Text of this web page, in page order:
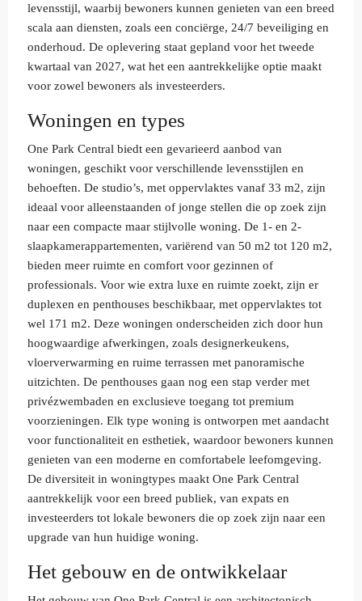
levensstijl, waarbij bewoners kunnen genieten van een breed
scala aan diensten, zoals een conciërge, 24/7 beveiliging en
onderhoud. De oplevering staat gepland voor het tweede
kwartaal van 2027, wat het een aantrekkelijke optie maakt
voor zowel bewoners als investeerders.
Woningen en types
One Park Central biedt een gevarieerd aanbod van
woningen, geschikt voor verschillende levensstijlen en
behoeften. De studio’s, met oppervlaktes vanaf 33 m2, zijn
ideaal voor alleenstaanden of jonge stellen die op zoek zijn
naar een compacte maar stijlvolle woning. De 1- en 2-
slaapkamerappartementen, variërend van 50 m2 tot 120 m2,
bieden meer ruimte en comfort voor gezinnen of
professionals. Voor wie extra luxe en ruimte zoekt, zijn er
duplexen en penthouses beschikbaar, met oppervlaktes tot
wel 171 m2. Deze woningen onderscheiden zich door hun
hoogwaardige afwerkingen, zoals designerkeukens,
vloerverwarming en ruime terrassen met panoramische
uitzichten. De penthouses gaan nog een stap verder met
privézwembaden en exclusieve toegang tot premium
voorzieningen. Elk type woning is ontworpen met aandacht
voor functionaliteit en esthetiek, waardoor bewoners kunnen
genieten van een moderne en comfortabele leefomgeving.
De diversiteit in woningtypes maakt One Park Central
aantrekkelijk voor een breed publiek, van expats en
investeerders tot lokale bewoners die op zoek zijn naar een
upgrade van hun huidige woning.
Het gebouw en de ontwikkelaar